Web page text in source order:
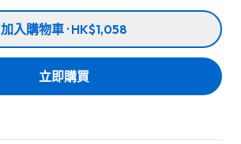
加入購物車 · HK$1,058
立即購買